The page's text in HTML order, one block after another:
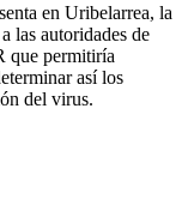
en Uribelarrea, la
las autoridades de
que permitiría
así los
del virus.